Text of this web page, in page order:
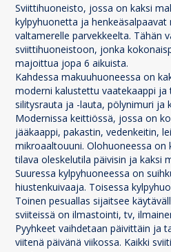
Sviittihuoneisto, jossa on kaksi
kylpyhuonetta ja henkeäsalpaavat
valtamerelle parvekkeelta. Tähän
sviittihuoneistoon, jonka
majoittua jopa 6 aikuista.
Kahdessa makuuhuoneessa on
moderni kalustettu vaatekaappi
silitysrauta ja -lauta, pölynimuri ja
Modernissa keittiössä, jossa on
jääkaappi, pakastin, vedenkeitin,
mikroaaltouuni. Olohuoneessa on
tilava oleskelutila päivisin ja kaksi
Suuressa kylpyhuoneessa on
hiustenkuivaaja. Toisessa
Toinen pesuallas sijaitsee
sviiteissä on ilmastointi, tv,
Pyyhkeet vaihdetaan päivittäin ja
viitenä päivänä viikossa. Kaikki